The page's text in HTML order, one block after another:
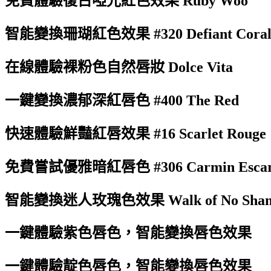
智能變換珊瑚紅色效果 #320 Defiant Coral
在線體驗裸粉色自然唇妝 Dolce Vita
一鍵變換濃郁深紅唇色 #400 The Red
快速體驗鮮豔紅唇效果 #16 Scarlet Rouge
免費嘗試優雅暗紅唇色 #306 Carmin
智能變換迷人玫瑰色效果 Walk of No
一鍵體驗紫色唇色，智能變換唇色效果
一鍵體驗靛色唇色，智能變換唇色效果